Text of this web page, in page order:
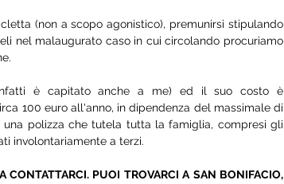
(non a scopo agonistico), premunirsi stipulando
nel malaugurato caso in cui circolando procuriamo
è capitato anche a me) ed il suo costo è
100 euro all'anno, in dipendenza del massimale di
polizza che tutela tutta la famiglia, compresi gli
involontariamente a terzi.
CONTATTARCI. PUOI TROVARCI A SAN BONIFACIO,